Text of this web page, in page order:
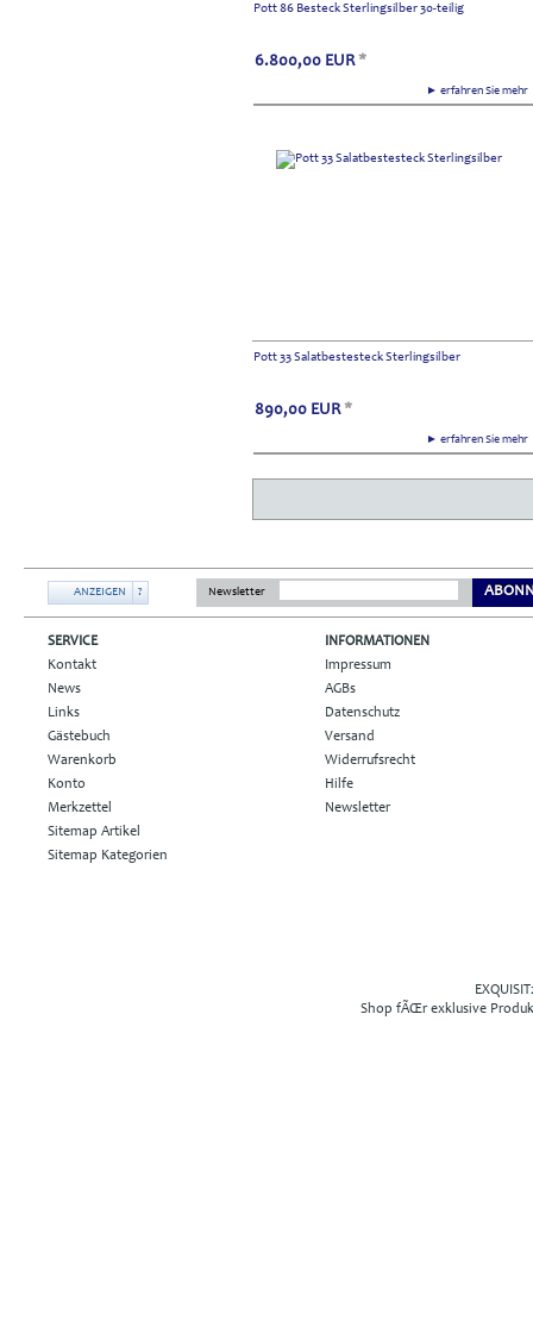
Pott 86 Besteck Sterlingsilber 30-teilig
► erfahren Sie
6.800,00 EUR *
Pott 33 Salatbestesteck Sterlingsilber
► erfahren Sie
890,00 EUR *
ANZEIGEN ? Newsletter
SERVICE
Kontakt
News
Links
Gästebuch
Warenkorb
Konto
Merkzettel
Sitemap Artikel
Sitemap Kategorien
INFORMATIONEN
Impressum
AGBs
Datenschutz
Versand
Widerrufsrecht
Hilfe
Newsletter
Shop fÃŒr exklusive